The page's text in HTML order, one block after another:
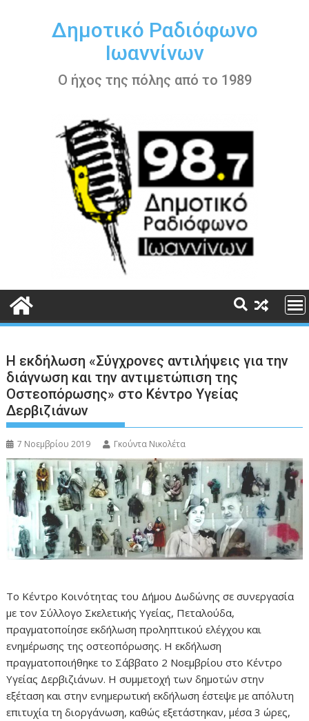
περιεχόμενοΔημοτικό Ραδιόφωνο
Ιωαννίνων
Ο ήχος της πόλης από το 1989
Η εκδήλωση «Σύγχρονες αντιλήψεις για την
διάγνωση και την αντιμετώπιση της
Οστεοπόρωσης» στο Κέντρο Υγείας
Δερβιζιάνων
7 Νοεμβρίου 2019 Γκούντα Νικολέτα
Το Κέντρο Κοινότητας του Δήμου Δωδώνης σε συνεργασία
με τον Σύλλογο Σκελετικής Υγείας, Πεταλούδα,
πραγματοποίησε εκδήλωση προληπτικού ελέγχου και
ενημέρωσης της οστεοπόρωσης. Η εκδήλωση
πραγματοποιήθηκε το Σάββατο 2 Νοεμβρίου στο Κέντρο
Υγείας Δερβιζιάνων. Η συμμετοχή των δημοτών στην
εξέταση και στην ενημερωτική εκδήλωση έστεψε με απόλυτη
επιτυχία τη διοργάνωση, καθώς εξετάστηκαν, μέσα 3 ώρες,